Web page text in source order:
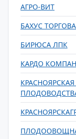
АГРО-ВИТ
БАХУС
БИРЮСА ЛПК
КАРДО